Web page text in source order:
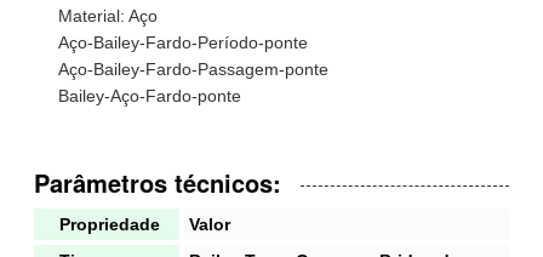
Material: Aço
Aço-Bailey-Fardo-Período-ponte
Aço-Bailey-Fardo-Passagem-ponte
Bailey-Aço-Fardo-ponte
Parâmetros técnicos:
Propriedade
Valor